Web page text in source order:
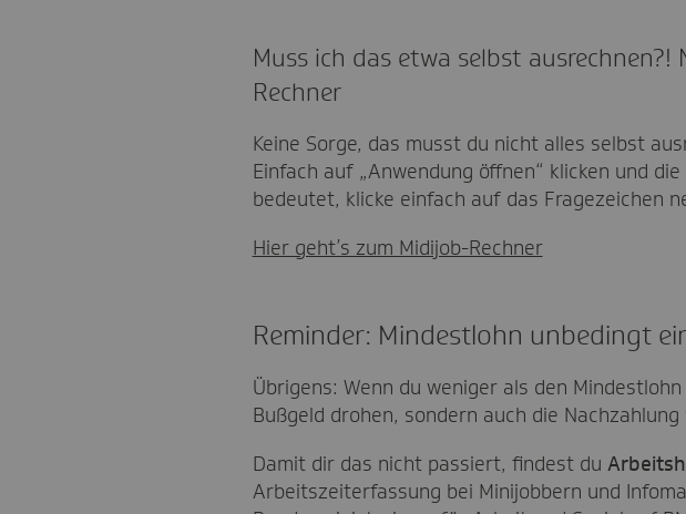
Muss ich das etwa selbst
Rechner
Keine Sorge, das musst du nicht alles selbst
Einfach auf „Anwendung öffnen“ klicken und
bedeutet, klicke einfach auf das Fragezeichen
Hier geht’s zum Midijob-Rechner
Reminder: Mindestlohn unbedingt
Übrigens: Wenn du weniger als den
Bußgeld drohen, sondern auch die
Damit dir das nicht passiert, findest du
Arbeitszeiterfassung bei Minijobbern und